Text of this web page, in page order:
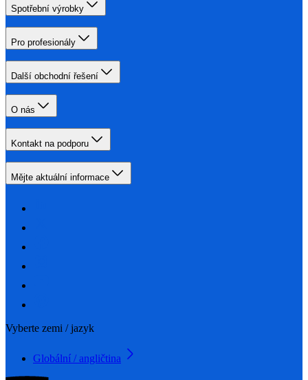
Spotřební výrobky
Pro profesionály
Další obchodní řešení
O nás
Kontakt na podporu
Mějte aktuální informace
Vyberte zemi / jazyk
Globální / angličtina